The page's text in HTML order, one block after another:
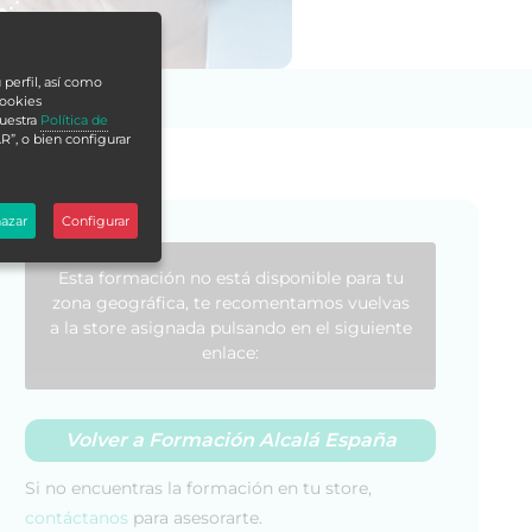
Esta formación no está disponible para tu
zona geográfica, te recomentamos vuelvas
a la store asignada pulsando en el siguiente
enlace:
Volver a Formación Alcalá España
Si no encuentras la formación en tu store,
contáctanos para asesorarte.
perfil, así como
Política de
o bien configurar
Configurar